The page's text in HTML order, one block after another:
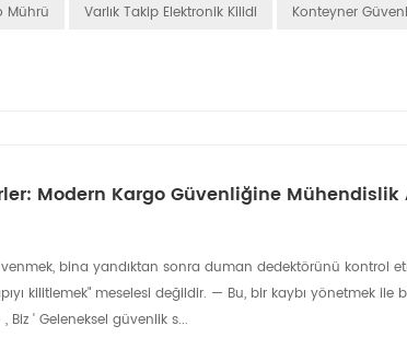
Mührü Varlık Takip Elektronik Kilidi Konteyner
Modern Kargo Güvenliğine Mühendislik
bina yandıktan sonra duman dedektörünü kontrol
kilitlemek" meselesi değildir. — Bu, bir kaybı yönetmek ile
' Geleneksel güvenlik s...